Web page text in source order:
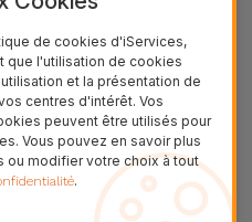
avec coques en
iPhone ont une
qualité, avec une
pour éviter au
de cookies d'iServices,
que l'utilisation de cookies
et la présentation de
centres d'intérêt. Vos
peuvent être utilisés pour
Vous pouvez en savoir plus
ou modifier votre choix à tout
.